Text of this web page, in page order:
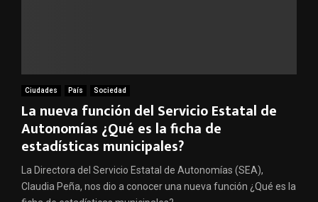
Ciudades País Sociedad
La nueva función del Servicio Estatal de
Autonomías ¿Qué es la ficha de
estadísticas municipales?
La Directora del Servicio Estatal de Autonomías (SEA),
Claudia Peña, nos dio a conocer una nueva función ¿Qué es la